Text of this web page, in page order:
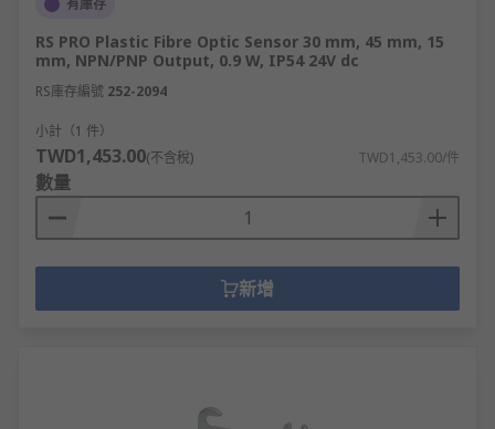
有庫存
RS PRO Plastic Fibre Optic Sensor 30 mm, 45 mm, 15
mm, NPN/PNP Output, 0.9 W, IP54 24V dc
RS庫存編號 252-2094
小計（1 件）
TWD1,453.00(不含稅) TWD1,453.00/件
數量
新增